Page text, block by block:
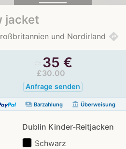
jacket
und Nordirland directions
35 €
£30.00
Anfrage senden
payments Barzahlung account_balance Überweisung
Dublin Kinder-Reitjacken
Schwarz